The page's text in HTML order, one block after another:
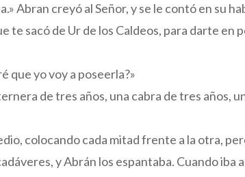
Abran creyó al Señor, y se le contó en su
te sacó de Ur de los Caldeos, para darte en
que yo voy a poseerla?»
de tres años, una cabra de tres años,
colocando cada mitad frente a la otra,
y Abrán los espantaba. Cuando iba